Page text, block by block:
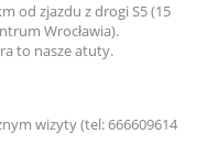
od zjazdu z drogi S5 (15
Wrocławia).
to nasze atuty.
wizyty (tel: 666609614